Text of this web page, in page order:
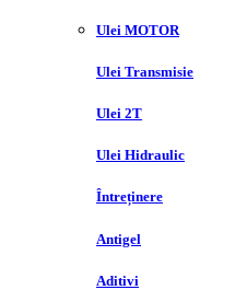
Ulei MOTOR
Ulei Transmisie
Ulei 2T
Ulei Hidraulic
Întreținere
Antigel
Aditivi